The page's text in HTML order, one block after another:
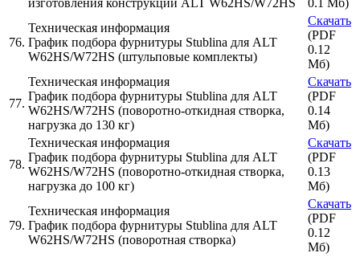
изготовления конструкции ALT W62HS/W72HS 0.1 Мб)
76.
Техническая информация
График подбора фурнитуры Stublina для ALT
W62HS/W72HS (штульповые комплекты)
Скачать
(PDF
0.12
Мб)
77.
Техническая информация
График подбора фурнитуры Stublina для ALT
W62HS/W72HS (поворотно-откидная створка,
нагрузка до 130 кг)
Скачать
(PDF
0.14
Мб)
78.
Техническая информация
График подбора фурнитуры Stublina для ALT
W62HS/W72HS (поворотно-откидная створка,
нагрузка до 100 кг)
Скачать
(PDF
0.13
Мб)
79.
Техническая информация
График подбора фурнитуры Stublina для ALT
W62HS/W72HS (поворотная створка)
Скачать
(PDF
0.12
Мб)